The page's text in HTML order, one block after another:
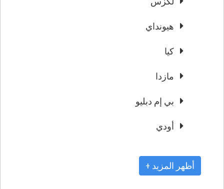
هيونداي
كيا
مازدا
بي إم دبليو
أودي
+ أظهر المزيد